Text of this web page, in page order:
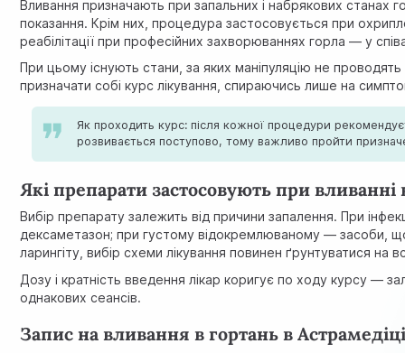
Вливання призначають при запальних і набрякових станах
показання. Крім них, процедура застосовується при
реабілітації при професійних захворюваннях горла — у
При цьому існують стани, за яких маніпуляцію не
призначати собі курс лікування, спираючись лише на
Як проходить курс: після кожної процедури
розвивається поступово, тому важливо пройти
Які препарати застосовують при вливанні
Вибір препарату залежить від причини запалення. При
дексаметазон; при густому відокремлюваному — засоби, що
ларингіту, вибір схеми лікування повинен ґрунтуватися на
Дозу і кратність введення лікар коригує по ходу курсу —
однакових сеансів.
Запис на вливання в гортань в